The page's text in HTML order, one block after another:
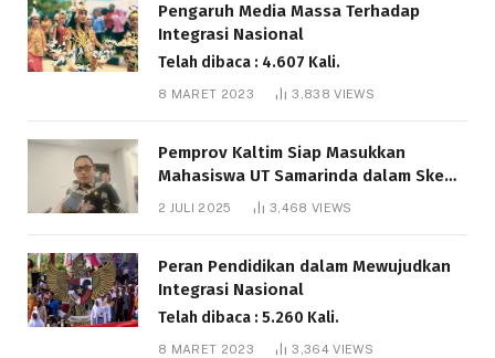
Pengaruh Media Massa Terhadap
Integrasi Nasional
Telah dibaca : 4.607 Kali.
8 MARET 2023 3,838VIEWS
Pemprov Kaltim Siap Masukkan
Mahasiswa UT Samarinda dalam Skema
Bantuan Pendidikan Gratispol
2 JULI 2025 3,468 VIEWS
Peran Pendidikan dalam Mewujudkan
Integrasi Nasional
Telah dibaca : 5.260 Kali.
8 MARET 2023 3,364VIEWS